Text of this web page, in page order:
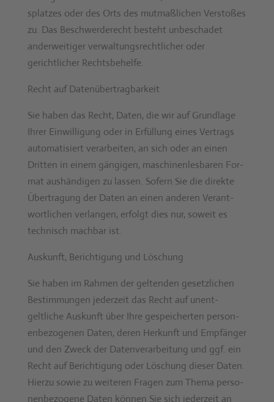
splatzes oder des Orts des mut­maßlichen Ver­stoßes
zu. Das Beschw­erderecht beste­ht unbeschadet
ander­weit­iger ver­wal­tungsrechtlich­er oder
gerichtlich­er Rechts­be­helfe.
Recht auf Daten­übertrag­barkeit
Sie haben das Recht, Dat­en, die wir auf Grund­lage
Ihrer Ein­willi­gung oder in Erfül­lung eines Ver­trags
automa­tisiert ver­ar­beit­en, an sich oder an einen
Drit­ten in einem gängi­gen, maschi­nen­les­baren For­
mat aushändi­gen zu lassen. Sofern Sie die direk­te
Über­tra­gung der Dat­en an einen anderen Ver­ant­
wortlichen ver­lan­gen, erfol­gt dies nur, soweit es
tech­nisch mach­bar ist.
Auskun­ft, Berich­ti­gung und Löschung
Sie haben im Rah­men der gel­tenden geset­zlichen
Bes­tim­mungen jed­erzeit das Recht auf unent­
geltliche Auskun­ft über Ihre gespe­icherten per­so­n­
en­be­zo­ge­nen Dat­en, deren Herkun­ft und Empfänger
und den Zweck der Daten­ver­ar­beitung und ggf. ein
Recht auf Berich­ti­gung oder Löschung dieser Dat­en.
Hierzu sowie zu weit­eren Fra­gen zum The­ma per­so­
n­en­be­zo­gene Dat­en kön­nen Sie sich jed­erzeit an